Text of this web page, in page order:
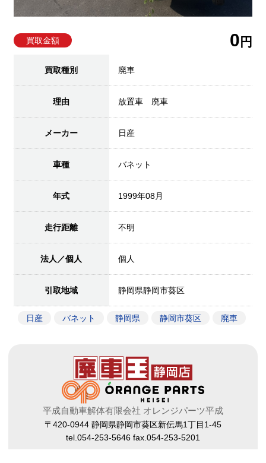
買取金額 0 円
買取種別 廃車
理由 放置車 廃車
メーカー 日産
車種 バネット
年式 1999年08月
走行距離 不明
法人／個人 個人
引取地域 静岡県静岡市葵区
日産 バネット 静岡県 静岡市葵区 廃車
平成自動車解体有限会社 オレンジパーツ平成
〒420-0944 静岡県静岡市葵区新伝馬1丁目1-45
tel.054-253-5646 fax.054-253-5201